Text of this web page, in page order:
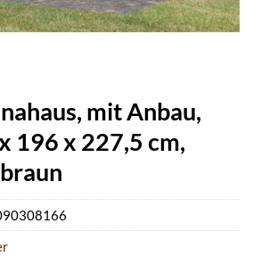
mit Anbau,
196 x 227,5 cm,